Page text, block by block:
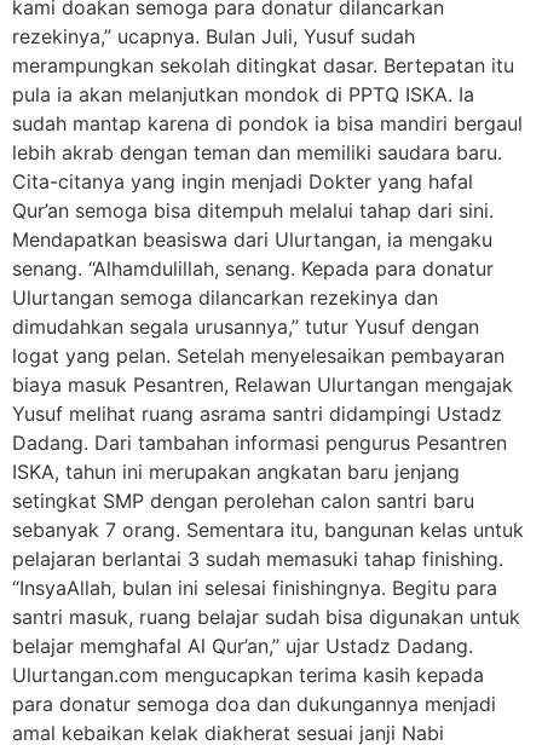
kami doakan semoga para donatur dilancarkan
rezekinya,” ucapnya. Bulan Juli, Yusuf sudah
merampungkan sekolah ditingkat dasar. Bertepatan itu
pula ia akan melanjutkan mondok di PPTQ ISKA. Ia
sudah mantap karena di pondok ia bisa mandiri bergaul
lebih akrab dengan teman dan memiliki saudara baru.
Cita-citanya yang ingin menjadi Dokter yang hafal
Qur’an semoga bisa ditempuh melalui tahap dari sini.
Mendapatkan beasiswa dari Ulurtangan, ia mengaku
senang. “Alhamdulillah, senang. Kepada para donatur
Ulurtangan semoga dilancarkan rezekinya dan
dimudahkan segala urusannya,” tutur Yusuf dengan
logat yang pelan. Setelah menyelesaikan pembayaran
biaya masuk Pesantren, Relawan Ulurtangan mengajak
Yusuf melihat ruang asrama santri didampingi Ustadz
Dadang. Dari tambahan informasi pengurus Pesantren
ISKA, tahun ini merupakan angkatan baru jenjang
setingkat SMP dengan perolehan calon santri baru
sebanyak 7 orang. Sementara itu, bangunan kelas untuk
pelajaran berlantai 3 sudah memasuki tahap finishing.
“InsyaAllah, bulan ini selesai finishingnya. Begitu para
santri masuk, ruang belajar sudah bisa digunakan untuk
belajar memghafal Al Qur’an,” ujar Ustadz Dadang.
Ulurtangan.com mengucapkan terima kasih kepada
para donatur semoga doa dan dukungannya menjadi
amal kebaikan kelak diakherat sesuai janji Nabi